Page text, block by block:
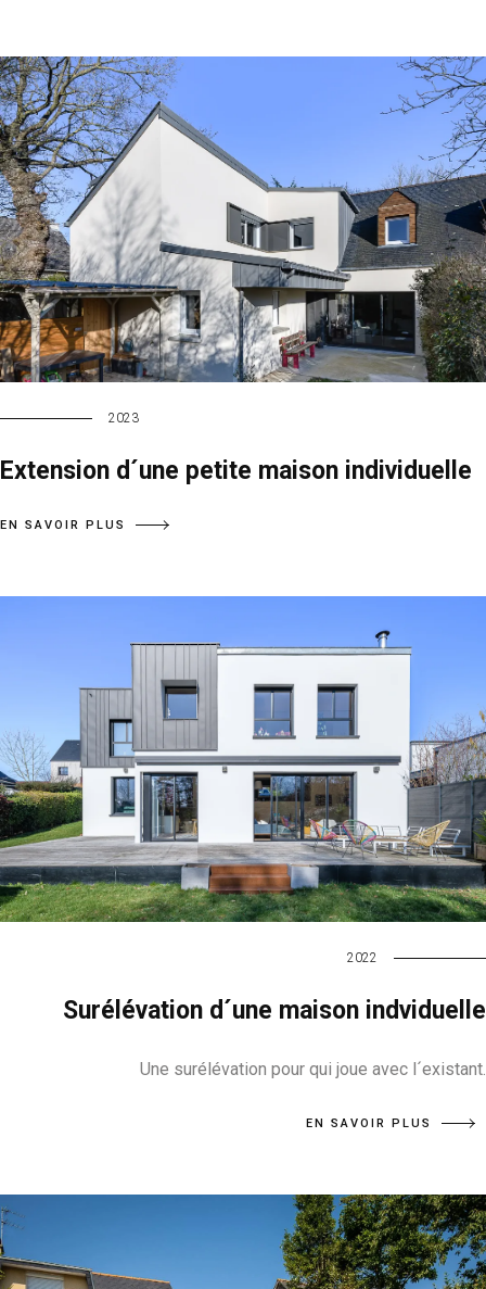
2023
Extension d´une petite maison individuelle
EN SAVOIR PLUS
2022
Surélévation d´une maison indviduelle
Une surélévation pour qui joue avec l´existant.
EN SAVOIR PLUS